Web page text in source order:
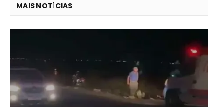
MAIS NOTÍCIAS